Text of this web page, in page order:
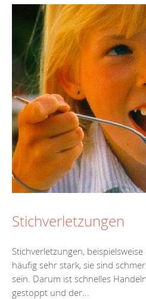
Stichverletzungen
Stichverletzungen,
häufig sehr stark, sie sind
sein. Darum ist schnelles
gestoppt und der...